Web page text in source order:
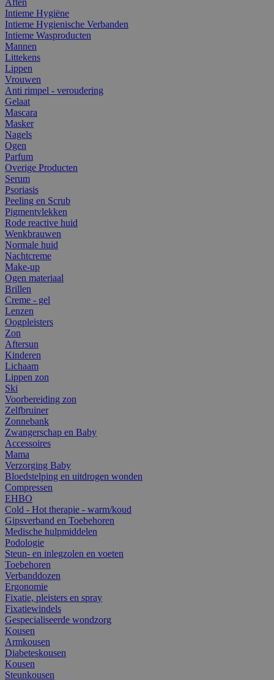
Intieme Hygiëne
Intieme Hygienische Verbanden
Intieme Wasproducten
Mannen
Littekens
Lippen
Vrouwen
Anti rimpel - veroudering
Gelaat
Mascara
Masker
Nagels
Ogen
Parfum
Overige Producten
Serum
Psoriasis
Peeling en Scrub
Pigmentvlekken
Rode reactive huid
Wenkbrauwen
Normale huid
Nachtcreme
Make-up
Ogen materiaal
Brillen
Creme - gel
Lenzen
Oogpleisters
Zon
Aftersun
Kinderen
Lichaam
Lippen zon
Ski
Voorbereiding zon
Zelfbruiner
Zonnebank
Zwangerschap en Baby
Accessoires
Mama
Verzorging Baby
Bloedstelping en uitdrogen wonden
Compressen
EHBO
Cold - Hot therapie - warm/koud
Gipsverband en Toebehoren
Medische hulpmiddelen
Podologie
Steun- en inlegzolen en voeten
Toebehoren
Verbanddozen
Ergonomie
Fixatie, pleisters en spray
Fixatiewindels
Gespecialiseerde wondzorg
Kousen
Armkousen
Diabeteskousen
Kousen
Steunkousen